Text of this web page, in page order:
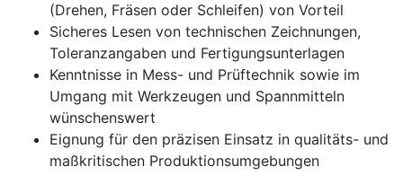
(Drehen, Fräsen oder Schleifen) von Vorteil
Sicheres Lesen von technischen Zeichnungen,
Toleranzangaben und Fertigungsunterlagen
Kenntnisse in Mess- und Prüftechnik sowie im
Umgang mit Werkzeugen und Spannmitteln
wünschenswert
Eignung für den präzisen Einsatz in qualitäts- und
maßkritischen Produktionsumgebungen